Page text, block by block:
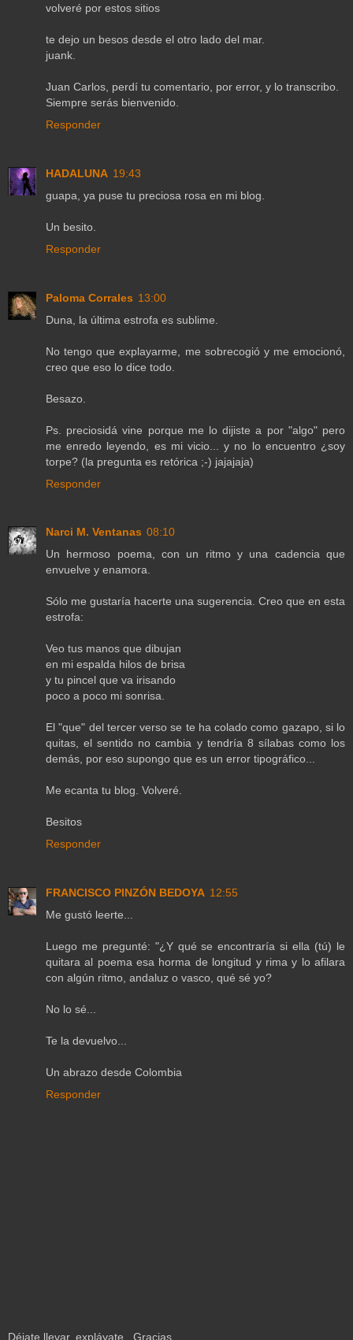
volveré por estos sitios
te dejo un besos desde el otro lado del mar.
juank.
Juan Carlos, perdí tu comentario, por error, y lo transcribo.
Siempre serás bienvenido.
Responder
HADALUNA 19:43
guapa, ya puse tu preciosa rosa en mi blog.
Un besito.
Responder
Paloma Corrales 13:00
Duna, la última estrofa es sublime.
No tengo que explayarme, me sobrecogió y me emocionó,
creo que eso lo dice todo.
Besazo.
Ps. preciosidá vine porque me lo dijiste a por "algo" pero
me enredo leyendo, es mi vicio... y no lo encuentro ¿soy
torpe? (la pregunta es retórica ;-) jajajaja)
Responder
Narci M. Ventanas 08:10
Un hermoso poema, con un ritmo y una cadencia que
envuelve y enamora.
Sólo me gustaría hacerte una sugerencia. Creo que en esta
estrofa:
Veo tus manos que dibujan
en mi espalda hilos de brisa
y tu pincel que va irisando
poco a poco mi sonrisa.
El "que" del tercer verso se te ha colado como gazapo, si lo
quitas, el sentido no cambia y tendría 8 sílabas como los
demás, por eso supongo que es un error tipográfico...
Me ecanta tu blog. Volveré.
Besitos
Responder
FRANCISCO PINZÓN BEDOYA 12:55
Me gustó leerte...
Luego me pregunté: "¿Y qué se encontraría si ella (tú) le
quitara al poema esa horma de longitud y rima y lo afilara
con algún ritmo, andaluz o vasco, qué sé yo?
No lo sé...
Te la devuelvo...
Un abrazo desde Colombia
Responder
Déjate llevar, expláyate...Gracias